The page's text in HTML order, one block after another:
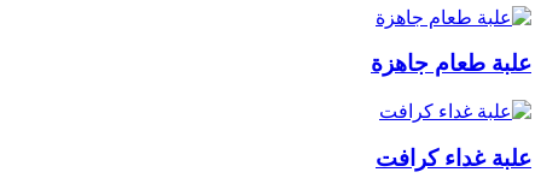
علبة طعام جاهزة
علبة غداء كرافت